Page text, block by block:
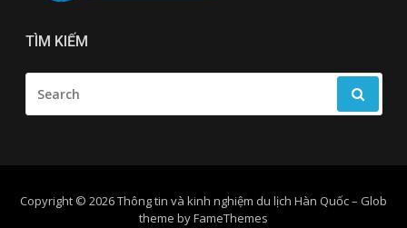
TÌM KIẾM
FOR:
Copyright © 2026 Thông tin và kinh nghiệm du lịch Hàn Quốc– Glob
theme byFameThemes